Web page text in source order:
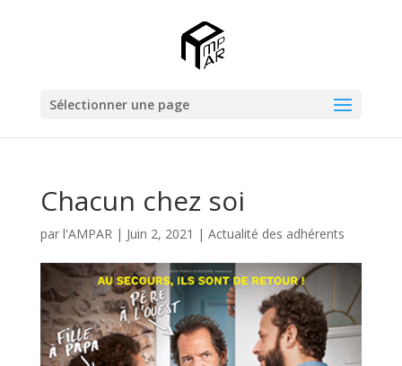
Sélectionner une page
Chacun chez soi
par l'AMPAR| Juin 2, 2021 | Actualité des adhérents